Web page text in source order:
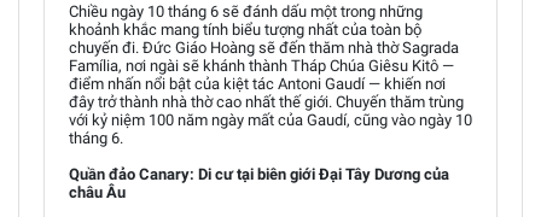
Chiều ngày 10 tháng 6 sẽ đánh dấu một trong những
khoảnh khắc mang tính biểu tượng nhất của toàn bộ
chuyến đi. Đức Giáo Hoàng sẽ đến thăm nhà thờ Sagrada
Família, nơi ngài sẽ khánh thành Tháp Chúa Giêsu Kitô —
điểm nhấn nổi bật của kiệt tác Antoni Gaudí — khiến nơi
đây trở thành nhà thờ cao nhất thế giới. Chuyến thăm trùng
với kỷ niệm 100 năm ngày mất của Gaudí, cũng vào ngày 10
tháng 6.
Quần đảo Canary: Di cư tại biên giới Đại Tây Dương của
châu Âu